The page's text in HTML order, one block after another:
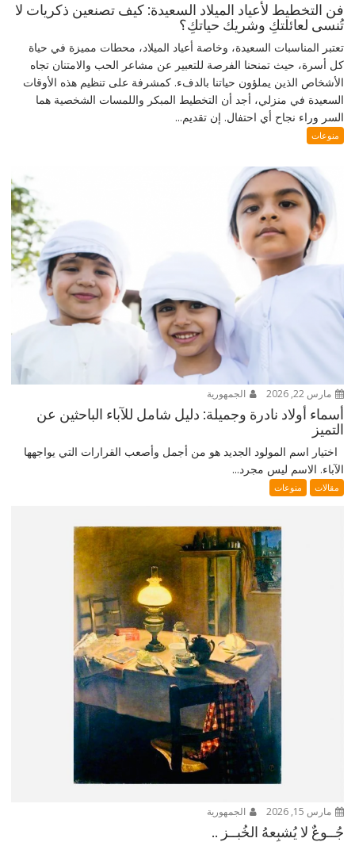
فن التخطيط لأعياد الميلاد السعيدة: كيف تصنعين ذكريات لا
تُنسى لعائلتكِ وشريك حياتكِ؟
تعتبر المناسبات السعيدة، وخاصة أعياد الميلاد، محطات مميزة في حياة
كل أسرة، حيث تمنحنا الفرصة للتعبير عن مشاعر الحب والامتنان تجاه
الأشخاص الذين يملؤون حياتنا بالدفء. كمشرفة على تنظيم هذه الأوقات
السعيدة في منزلي، أجد أن التخطيط المبكر واللمسات الشخصية هما
السر وراء نجاح أي احتفال. إن تقديم...
منوعات
مارس 22, 2026 الجمهورية
أسماء أولاد نادرة وجميلة: دليل شامل للآباء الباحثين عن
التميز
اختيار اسم المولود الجديد هو من أجمل وأصعب القرارات التي يواجهها
الآباء. الاسم ليس مجرد...
مقالات منوعات
مارس 15, 2026 الجمهورية
جُــوعٌ لا يُشبِعهُ الخُبــز ..